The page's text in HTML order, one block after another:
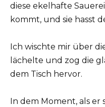
diese ekelhafte
kommt, und sie hasst
Ich wischte mir über
lächelte und zog die
dem Tisch hervor.
In dem Moment, als